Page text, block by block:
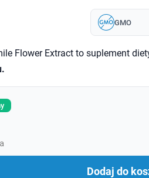
GMO
Flower Extract to suplement
Dodaj do